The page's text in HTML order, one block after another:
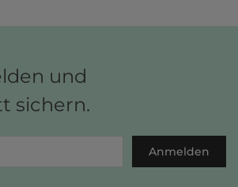
und
sichern.
Anmelden